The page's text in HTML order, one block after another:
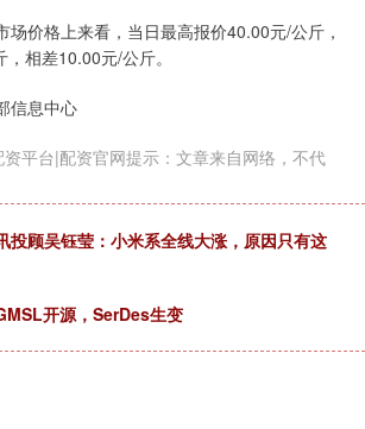
场价格上来看，当日最高报价40.00元/公斤，
相差10.00元/公斤。
信息中心
平台|配资官网提示：文章来自网络，不代
投顾吴钰莹：小米系全线大涨，原因只有这
开源，SerDes生变